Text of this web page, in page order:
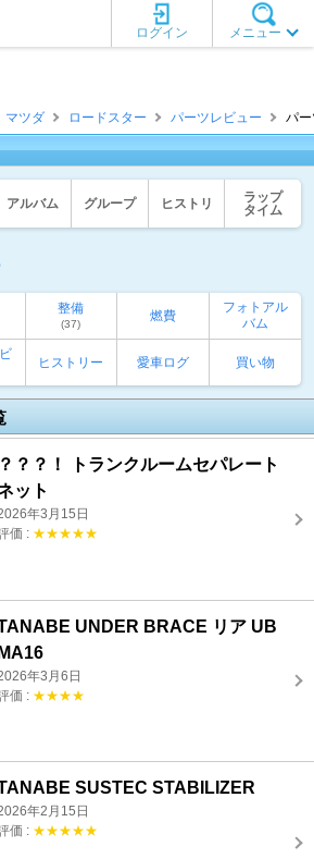
メニュー
ログイン
マツダ ロードスター パーツレビュー パ
アルバム グループ ヒストリ
ラップ
タイム
整備
(37)
燃費
フォトアル
バム
ヒストリー 愛車ログ 買い物
？？？！ トランクルームセパレート
ット
年3月15日
価 : ★★★★★
UNDER BRACE リア UB
MA16
年3月6日
価 : ★★★★
SUSTEC STABILIZER
年2月15日
価 : ★★★★★